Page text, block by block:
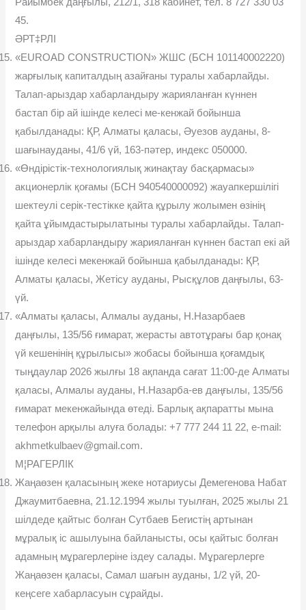
45.
ƏРТ‡РЛI
«EUROAD CONSTRUCTION» ЖШС (БСН 101140002220)
жарғылық капиталдың азайғаны туралы хабарлайды.
Талап-арыздар хабарландыру жарияланған күннен
бастап бір ай ішінде келесі ме-кенжай бойынша
қабылданады: ҚР, Алматы қаласы, Əуезов ауданы, 8-
шағынауданы, 41/6 үй, 163-пəтер, индекс 050000.
«Өндірістік-технологиялық жинақтау басқармасы»
акционерлік қоғамы (БСН 940540000092) жауапкершілігі
шектеулі серік-тестікке қайта құрылу жолымен өзінің
қайта ұйымдастырылатыны туралы хабарлайды. Талап-
арыздар хабарландыру жарияланған күннен бастап екі ай
ішінде келесі мекенжай бойынша қабылданады: ҚР,
Алматы қаласы, Жетісу ауданы, Рысқұлов даңғылы, 63-
үй.
«Алматы қаласы, Алмалы ауданы, Н.Назарбаев
даңғылы, 135/56 ғимарат, жерасты автотұрағы бар қонақ
үй кешенінің құрылысы» жобасы бойынша қоғамдық
тыңдаулар 2026 жылғы 18 ақпанда сағат 11:00-де Алматы
қаласы, Алмалы ауданы, Н.Назарба-ев даңғылы, 135/56
ғимарат мекенжайында өтеді. Барлық ақпаратты мына
телефон арқылы алуға болады: +7 777 244 11 22, e-mail:
akhmetkulbaev@gmail.com.
М¦РАГЕРЛIК
Жаңаөзен қаласының жеке нотариусы Демегенова Набат
Джаумитбаевна, 21.12.1994 жылы туылған, 2025 жылы 21
шілдеде қайтыс болған Сутбаев Бегистің артынан
мұралық іс ашылуына байланысты, осы қайтыс болған
адамның мұрагерлеріне іздеу салады. Мұрагерлерге
Жаңаөзен қаласы, Самал шағын ауданы, 1/2 үй, 20-
кеңсеге хабарласуын сұрайды.